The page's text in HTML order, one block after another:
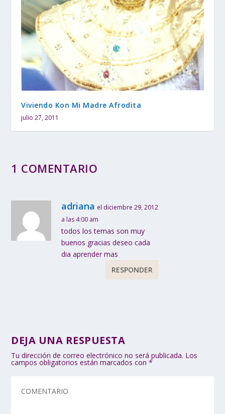
Viviendo Kon Mi Madre Afrodita
julio 27, 2011
1 COMENTARIO
adriana el diciembre 29, 2012
a las 4:00 am
todos los temas son muy
buenos gracias deseo cada
dia aprender mas
RESPONDER
DEJA UNA RESPUESTA
Tu dirección de correo electrónico no será publicada. Los
campos obligatorios están marcados con*